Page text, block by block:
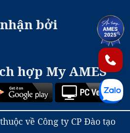
bởi
hợp My AMES
về Công ty CP Đào tạo